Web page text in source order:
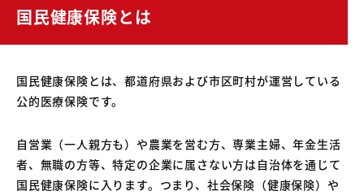
国民健康保険とは
国民健康保険とは、都道府県および市区町村が運営している
公的医療保険です。
自営業（一人親方も）や農業を営む方、専業主婦、年金生活
者、無職の方等、特定の企業に属さない方は自治体を通じて
国民健康保険に入ります。つまり、社会保険（健康保険）や